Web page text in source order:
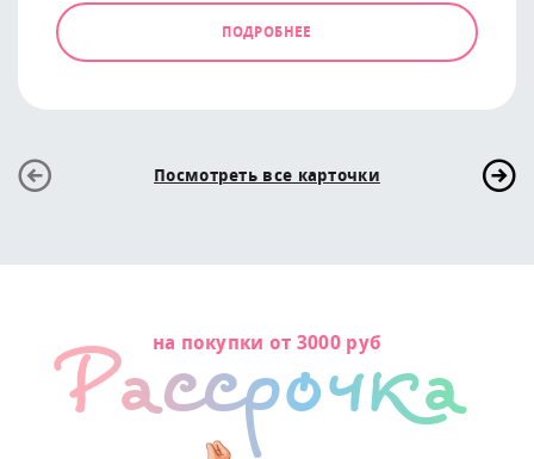
ПОДРОБНЕЕ
Посмотреть все карточки
Рассрочка
на покупки от 3000 руб